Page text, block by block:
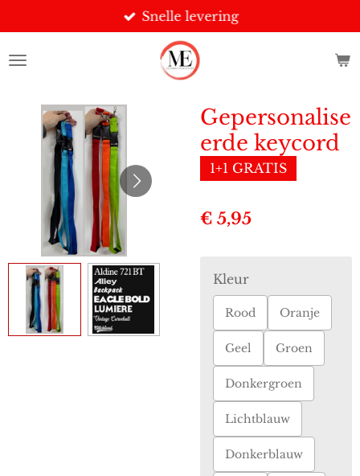
direct
naar
Snelle levering
Gepersonalise
erde keycord
1+1 GRATIS
€ 5,95
Kleur
Rood Oranje
Geel Groen
Donkergroen
Lichtblauw
Donkerblauw